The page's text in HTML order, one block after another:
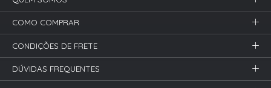
COMO COMPRAR
CONDIÇÕES DE FRETE
DÚVIDAS FREQUENTES